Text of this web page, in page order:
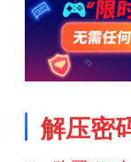
解压密